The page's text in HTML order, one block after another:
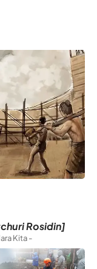
Rosidin]
Kita -